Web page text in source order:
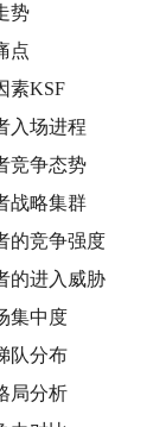
势
点
素KSF
入场进程
竞争态势
战略集群
的竞争强度
的进入威胁
集中度
队分布
局分析